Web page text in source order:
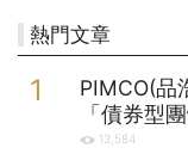
熱門文章
PIMCO(品
「債券型
逾半世紀的
13,584